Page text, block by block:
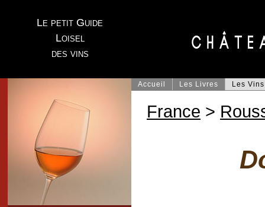
Le petit Guide
Loisel
des vins
Accueil Les Livres Les Vins
France >